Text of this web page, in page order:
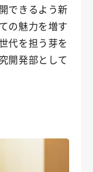
できるよう新
の魅力を増す
代を担う芽を
開発部として